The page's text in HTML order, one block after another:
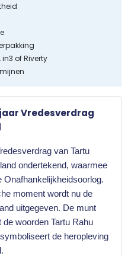
in3 of Riverty
Vredesverdrag
van Tartu
ondertekend, waarmee
moment wordt nu de
uitgegeven. De munt
woorden Tartu Rahu
de heropleving